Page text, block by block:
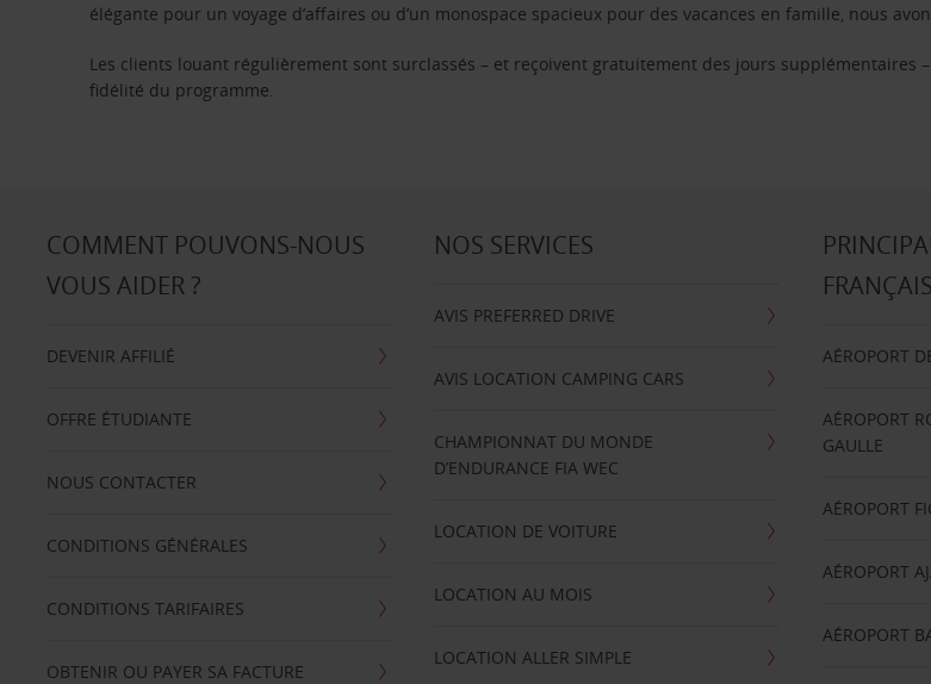
élégante pour un voyage d’affaires ou d’un monospace spacieux pour des vacances en famille, nous
Les clients louant régulièrement sont surclassés – et reçoivent gratuitement des jours supplémentaires
fidélité du programme.
COMMENT POUVONS-NOUS
VOUS AIDER ?
DEVENIR AFFILIÉ
OFFRE ÉTUDIANTE
NOUS CONTACTER
CONDITIONS GÉNÉRALES
CONDITIONS TARIFAIRES
OBTENIR OU PAYER SA FACTURE
NOS SERVICES
AVIS PREFERRED DRIVE
AVIS LOCATION CAMPING CARS
CHAMPIONNAT DU MONDE
D’ENDURANCE FIA WEC
LOCATION DE VOITURE
LOCATION AU MOIS
LOCATION ALLER SIMPLE
FRANÇAIS
AÉROPORT
AÉROPORT
GAULLE
AÉROPORT
AÉROPORT
AÉROPORT